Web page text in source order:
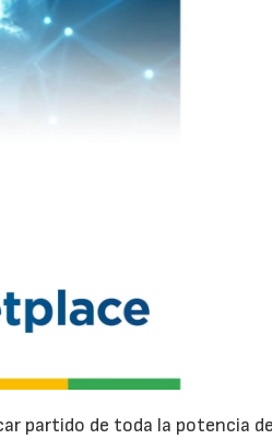
partido de toda la potencia de